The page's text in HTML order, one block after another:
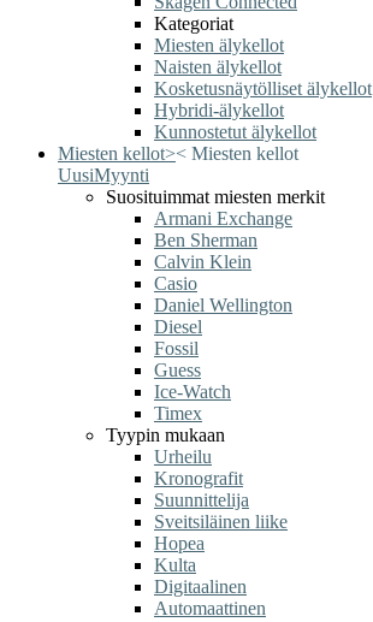
Kategoriat
Miesten älykellot
Naisten älykellot
Kosketusnäytölliset älykellot
Hybridi-älykellot
Kunnostetut älykellot
Miesten kellot>< Miesten kellot
UusiMyynti
Suosituimmat miesten merkit
Armani Exchange
Ben Sherman
Calvin Klein
Casio
Daniel Wellington
Diesel
Fossil
Guess
Ice-Watch
Timex
Tyypin mukaan
Urheilu
Kronografit
Suunnittelija
Sveitsiläinen liike
Hopea
Kulta
Digitaalinen
Automaattinen